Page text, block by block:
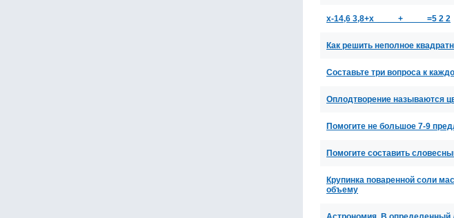
x-14,6 3,8+x_____+_____=5 2 2
Как решить неполное
Составьте три вопроса к
Оплодтворение называются
Помогите не большое 7-9
Помогите составить
Крупинка поваренной соли
объему